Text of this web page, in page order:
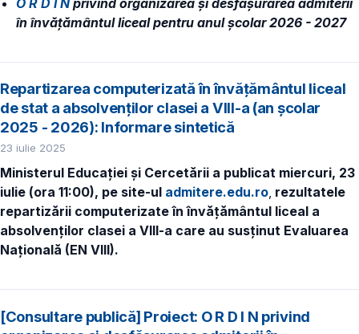
în învăţământul liceal pentru anul şcolar 2026 - 2027
Repartizarea computerizată în învăţământul liceal
de stat a absolvenţilor clasei a VIII-a (an școlar
2025 - 2026): Informare sintetică
23 iulie 2025
Ministerul Educaţiei și Cercetării a publicat miercuri, 23
iulie (ora 11:00), pe site-ul admitere.edu.ro rezultatele
repartizării computerizate în învăţământul liceal a
absolvenţilor clasei a VIII-a care au susținut Evaluarea
Națională (EN VIII).
[Consultare publică] Proiect: O R D I N privind